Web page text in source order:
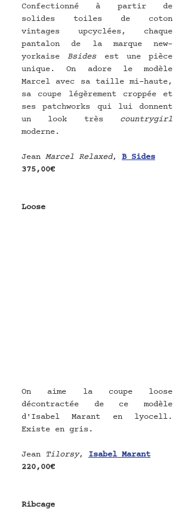
Confectionné à partir de
solides toiles de coton
vintages upcyclées, chaque
pantalon de la marque new-
yorkaise Bsides est une pièce
unique. On adore le modèle
Marcel avec sa taille mi-haute,
sa coupe légèrement croppée et
ses patchworks qui lui donnent
un look très countrygirl
moderne.
Jean Marcel Relaxed, B Sides
375,00€
Loose
On aime la coupe loose
décontractée de ce modèle
d'Isabel Marant en lyocell.
Existe en gris.
Jean Tilorsy, Isabel Marant
220,00€
Ribcage